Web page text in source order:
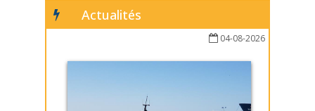
Actualités
04-08-2026